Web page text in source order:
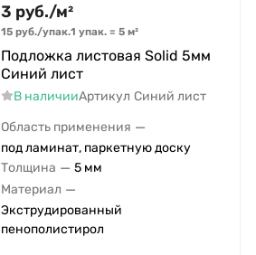
3 руб./м²
15 руб./упак.1 упак. = 5 м²
Подложка листовая Solid 5мм
Синий лист
В наличииАртикул Синий лист
Область применения —
под ламинат, паркетную доску
Толщина — 5 мм
Материал —
Экструдированный
пенополистирол